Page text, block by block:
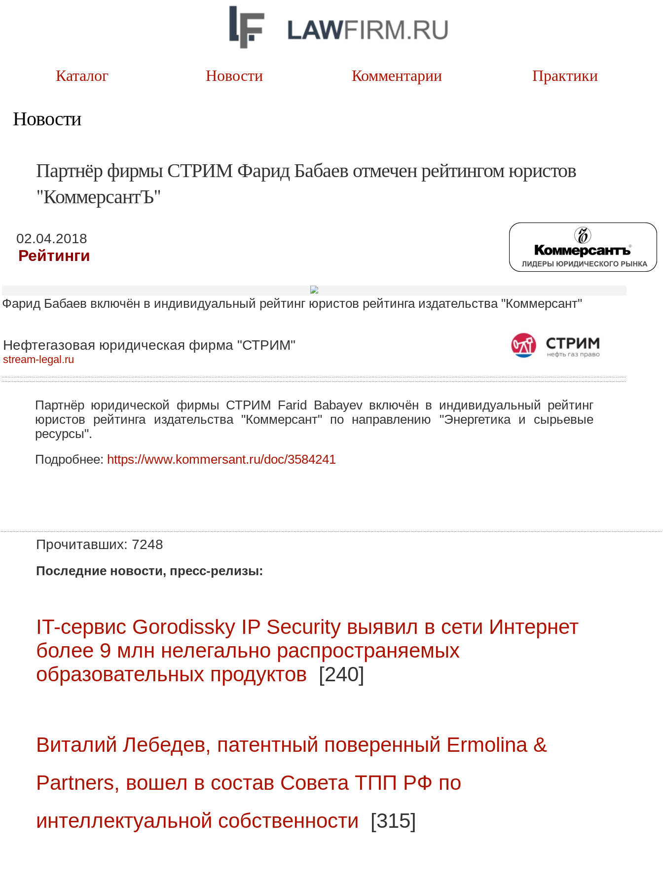
Каталог Новости Комментарии Практики
Новости
Партнёр фирмы СТРИМ Фарид Бабаев отмечен рейтингом юристов
"КоммерсантЪ"
02.04.2018
Рейтинги
Фарид Бабаев​ включён в индивидуальный рейтинг юристов рейтинга издательства "Коммерсант"
Нефтегазовая юридическая фирма "СТРИМ"
stream-legal.ru
Партнёр юридической фирмы СТРИМ Farid Babayev​ включён в индивидуальный рейтинг
юристов рейтинга издательства "Коммерсант" по направлению "Энергетика и сырьевые
ресурсы".
Подробнее: https://www.kommersant.ru/doc/3584241
Прочитавших: 7248
Последние новости, пресс-релизы:
IT-сервис Gorodissky IP Security выявил в сети Интернет
более 9 млн нелегально распространяемых
образовательных продуктов [240]
Виталий Лебедев, патентный поверенный Ermolina &
Partners, вошел в состав Совета ТПП РФ по
интеллектуальной собственности [315]